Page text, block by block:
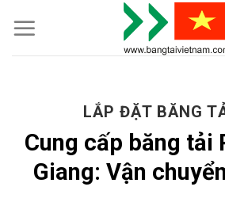
to
LẮP ĐẶT BĂNG
Cung cấp băng tải
Giang: Vận